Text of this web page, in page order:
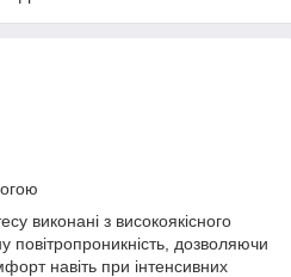
виконані з високоякісного
повітропроникність, дозволяючи
навіть при інтенсивних